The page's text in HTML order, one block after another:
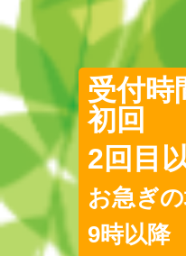
受付時
初回
2回目
お急ぎ
9時以降